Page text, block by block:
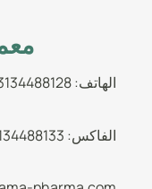
الهاتف: 00963134488128
الفاكس: 00963134488133